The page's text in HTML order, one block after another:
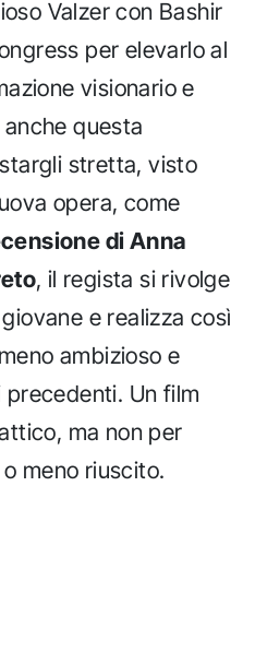
Valzer con Bashir
per elevarlo al
visionario e
questa
stretta, visto
opera, come
di Anna
, il regista si rivolge
e realizza così
ambizioso e
Un film
ma non per
meno riuscito.